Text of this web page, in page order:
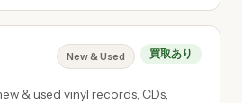
New & Used 買取あり
& used vinyl records, CDs,